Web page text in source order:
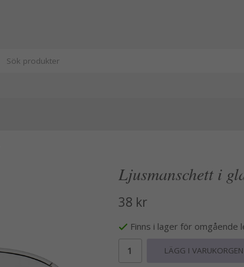
Ljusmanschett i
38 kr
Finns i lager för omgående
LÄGG I VARUKORGEN